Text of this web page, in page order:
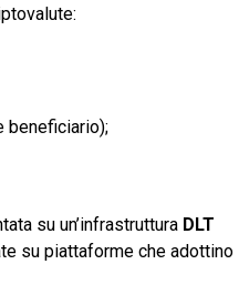
beneficiario);
su un’infrastruttura DLT
su piattaforme che adottino